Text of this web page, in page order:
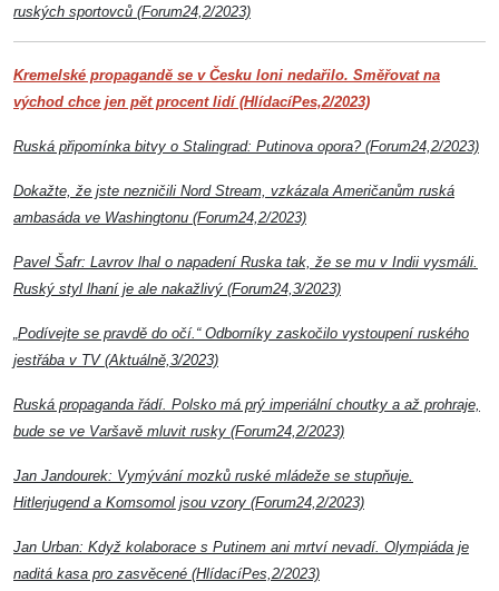
ruských sportovců (Forum24,2/2023)
Kremelské propagandě se v Česku loni nedařilo. Směřovat na
východ chce jen pět procent lidí (HlídacíPes,2/2023)
Ruská připomínka bitvy o Stalingrad: Putinova opora? (Forum24,2/2023)
Dokažte, že jste nezničili Nord Stream, vzkázala Američanům ruská
ambasáda ve Washingtonu (Forum24,2/2023)
Pavel Šafr: Lavrov lhal o napadení Ruska tak, že se mu v Indii vysmáli.
Ruský styl lhaní je ale nakažlivý (Forum24,3/2023)
„Podívejte se pravdě do očí.“ Odborníky zaskočilo vystoupení ruského
jestřába v TV (Aktuálně,3/2023)
Ruská propaganda řádí. Polsko má prý imperiální choutky a až prohraje,
bude se ve Varšavě mluvit rusky (Forum24,2/2023)
Jan Jandourek: Vymývání mozků ruské mládeže se stupňuje.
Hitlerjugend a Komsomol jsou vzory (Forum24,2/2023)
Jan Urban: Když kolaborace s Putinem ani mrtví nevadí. Olympiáda je
naditá kasa pro zasvěcené (HlídacíPes,2/2023)